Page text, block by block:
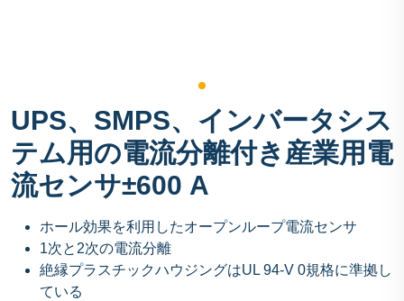
UPS、SMPS、インバータシス
テム用の電流分離付き産業用電
流センサ±600 A
ホール効果を利用したオープンループ電流センサ
1次と2次の電流分離
絶縁プラスチックハウジングはUL 94-V 0規格に準拠し
ている